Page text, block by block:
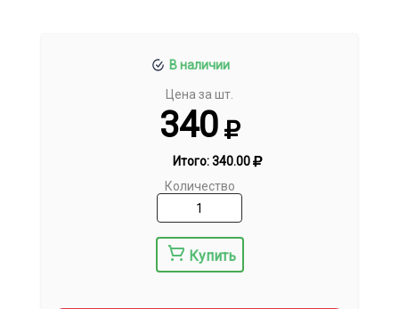
В наличии
Цена за шт.
340
Итого:340.00
Количество
Купить